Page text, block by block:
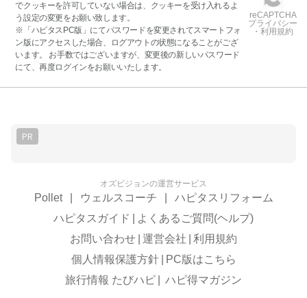
でクッキーを許可していない場合は、クッキーを受け入れるよ
う設定の変更をお願い致します。
※「ハピタスPC版」にてパスワードを変更されてスマートフォ
ン版にアクセスした場合、ログアウトの状態になることがござ
います。 お手数ではございますが、変更後の新しいパスワード
にて、再度ログインをお願いいたします。
reCAPTCHA
プライバシー
・利用規約
PR
オズビジョンの運営サービス
Pollet ウェルスコーチ
ハピタスリフォーム
ハピタスガイド
よくあるご質問(ヘルプ)
お問い合わせ 運営会社
利用規約
個人情報保護方針
PC版はこちら
旅行情報 たびハピ
ハピ得マガジン